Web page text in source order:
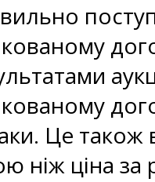
Це також
ніж ціна за